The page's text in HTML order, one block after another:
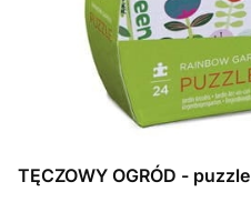
TĘCZOWY OGRÓD -